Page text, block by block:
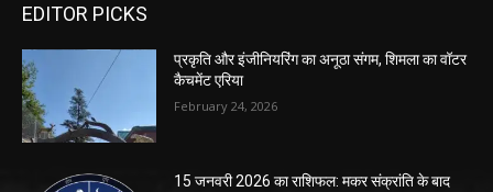
EDITOR PICKS
प्रकृति और इंजीनियरिंग का अनूठा संगम, शिमला का वॉटर
कैचमेंट एरिया
February 24, 2026
15 जनवरी 2026 का राशिफल: मकर संक्रांति के बाद